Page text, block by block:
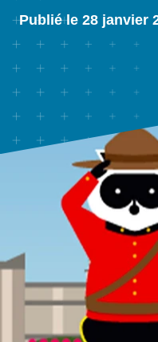
Publié le 28 janvier